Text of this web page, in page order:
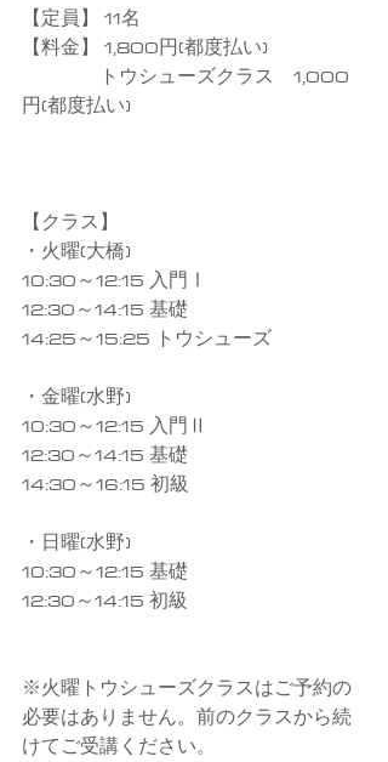
【定員】 11名
【料金】 1,800円(都度払い)
トウシューズクラス　1,000
円(都度払い)
【クラス】
・火曜(大橋)
10:30～12:15 入門Ⅰ
12:30～14:15 基礎
14:25～15:25 トウシューズ
・金曜(水野)
10:30～12:15 入門Ⅱ
12:30～14:15 基礎
14:30～16:15 初級
・日曜(水野)
10:30～12:15 基礎
12:30～14:15 初級
※火曜トウシューズクラスはご予約の
必要はありません。前のクラスから続
けてご受講ください。